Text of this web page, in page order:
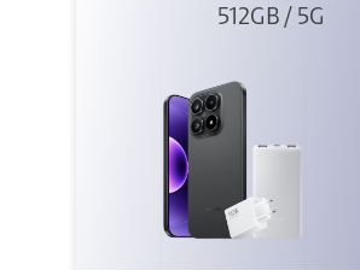
PowerBank +
512GB / 5G